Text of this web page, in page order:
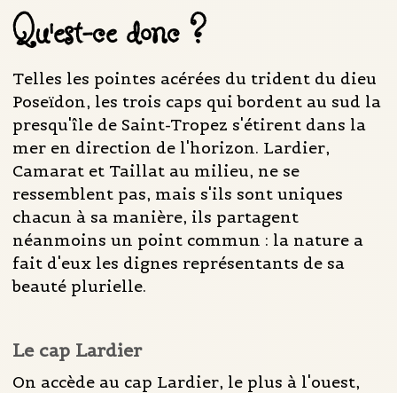
Qu'est-ce donc ?
Telles les pointes acérées du trident du dieu
Poseïdon, les trois caps qui bordent au sud la
presqu'île de Saint-Tropez s'étirent dans la
mer en direction de l'horizon. Lardier,
Camarat et Taillat au milieu, ne se
ressemblent pas, mais s'ils sont uniques
chacun à sa manière, ils partagent
néanmoins un point commun : la nature a
fait d'eux les dignes représentants de sa
beauté plurielle.
Le cap Lardier
On accède au cap Lardier, le plus à l'ouest,